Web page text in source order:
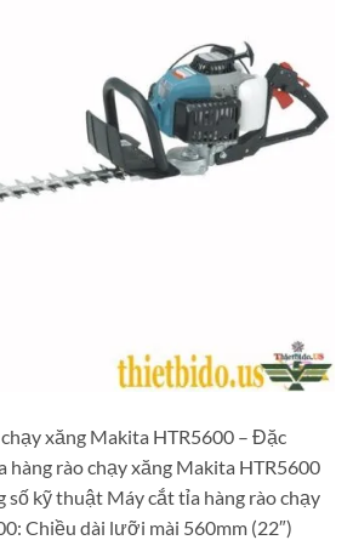
xăng Makita HTR5600 – Đặc
hàng rào chạy xăng Makita HTR5600
số kỹ thuật Máy cắt tỉa hàng rào chạy
Chiều dài lưỡi mài 560mm (22″)